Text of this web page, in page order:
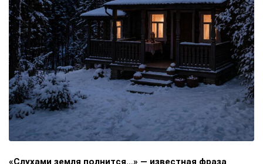
«Слухами земля полнится…» — известная фраза